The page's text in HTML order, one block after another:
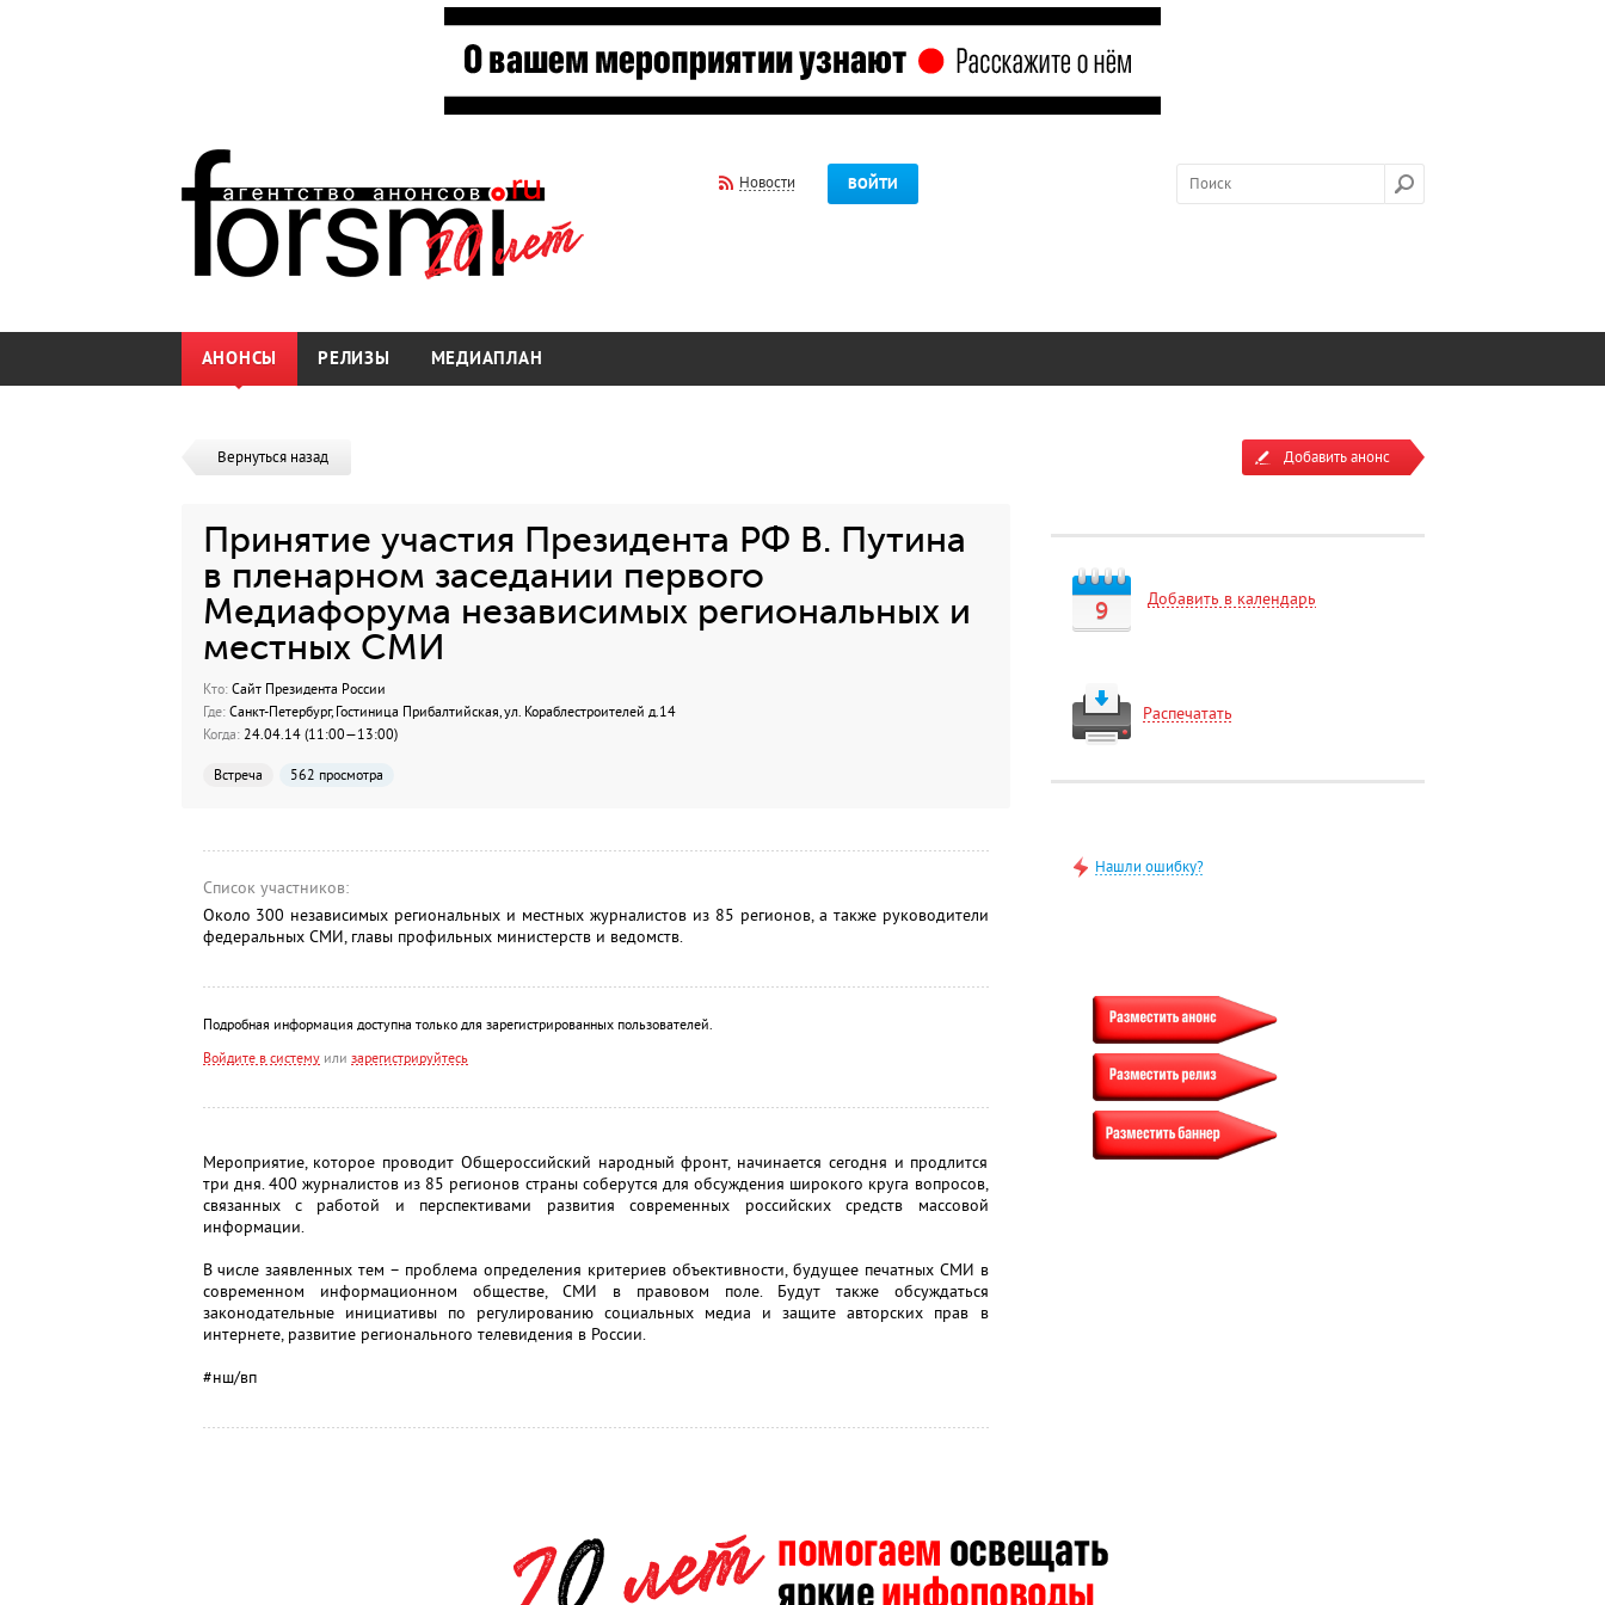
Новости ВОЙТИ
АНОНСЫ РЕЛИЗЫ МЕДИАПЛАН
Вернуться назад
Принятие участия Президента РФ В. Путина
в пленарном заседании первого
Медиафорума независимых региональных и
местных СМИ
Кто:Сайт Президента России
Где:Санкт-Петербург, Гостиница Прибалтийская, ул. Кораблестроителей д.14
Когда:24.04.14 (11:00—13:00)
Встреча 562 просмотра
Список участников:
Около 300 независимых региональных и местных журналистов из 85 регионов, а также руководители
федеральных СМИ, главы профильных министерств и ведомств.
Подробная информация доступна только для зарегистрированных пользователей.
Войдите в системуили зарегистрируйтесь
Мероприятие, которое проводит Общероссийский народный фронт, начинается сегодня и продлится
три дня. 400 журналистов из 85 регионов страны соберутся для обсуждения широкого круга вопросов,
связанных с работой и перспективами развития современных российских средств массовой
информации.
В числе заявленных тем – проблема определения критериев объективности, будущее печатных СМИ в
современном информационном обществе, СМИ в правовом поле. Будут также обсуждаться
законодательные инициативы по регулированию социальных медиа и защите авторских прав в
интернете, развитие регионального телевидения в России.
#нш/вп
Добавить анонс
9 Добавить в календарь
Распечатать
Нашли ошибку?